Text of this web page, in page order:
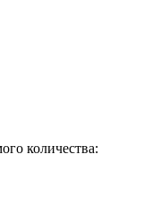
количества: